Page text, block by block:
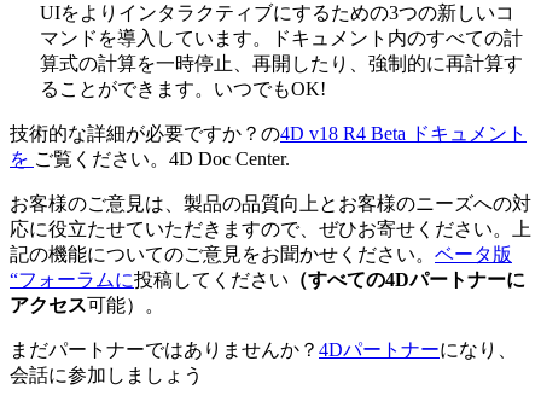
UIをよりインタラクティブにするための3つの新しいコ
マンドを導入しています。ドキュメント内のすべての計
算式の計算を一時停止、再開したり、強制的に再計算す
ることができます。いつでもOK!
技術的な詳細が必要ですか？の4D v18 R4 Beta ドキュメント
を ご覧ください。 4D Doc Center.
お客様のご意見は、製品の品質向上とお客様のニーズへの対
応に役立たせていただきますので、ぜひお寄せください。上
記の機能についてのご意見をお聞かせください。 ベータ版
“フォーラムに投稿してください （すべての4Dパートナーに
アクセス可能）。
まだパートナーではありませんか？ 4Dパートナーになり、
会話に参加しましょう